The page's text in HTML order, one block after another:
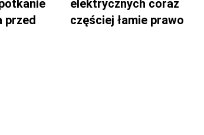
przed
elektrycznych coraz
częściej łamie prawo